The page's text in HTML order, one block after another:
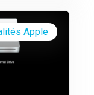
Apple